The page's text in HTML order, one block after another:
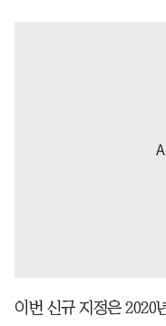
이번 신규 지정은 2020